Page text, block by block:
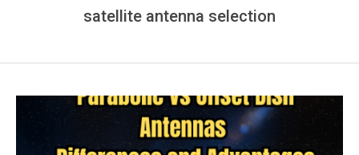
satellite antenna selection